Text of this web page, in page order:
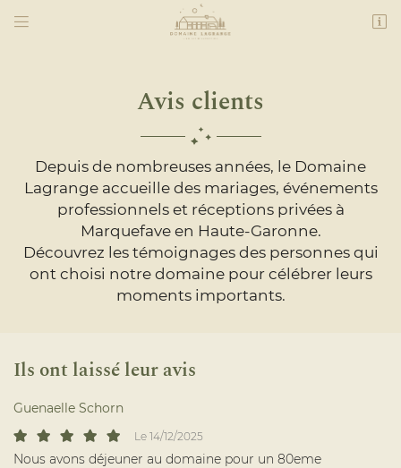
 
Lagrange
 Adresse email de réception
Rafraîchir le captcha
Avis clients
Depuis de nombreuses années, le Domaine
Lagrange accueille des mariages, événements
professionnels et réceptions privées à
Marquefave en Haute-Garonne.
Découvrez les témoignages des personnes qui
ont choisi notre domaine pour célébrer leurs
moments importants.
Ils ont laissé leur avis
Guenaelle Schorn
Le 14/12/2025
Nous avons déjeuner au domaine pour un 80eme